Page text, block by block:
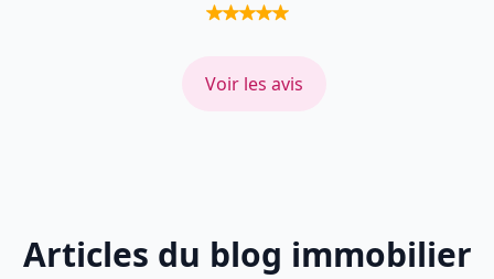
Voir les avis
Articles du blog immobilier